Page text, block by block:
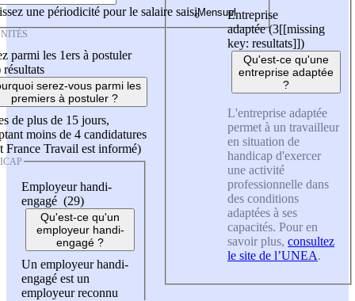
une périodicité pour le salaire saisi
parmi les 1ers à postuler
résultats
serez-vous parmi les
premiers à postuler ?
de plus de 15 jours,
moins de 4 candidatures
France Travail est informé)
Employeur handi-
engagé (29)
Qu'est-ce qu'un
employeur handi-
engagé ?
Un employeur handi-
engagé est un
employeur reconnu
Entreprise
adaptée (3[[missing
key: resultats]])
Qu'est-ce qu'une
entreprise adaptée
?
L'entreprise adaptée
permet à un travailleur
en situation de
handicap d'exercer
une activité
professionnelle dans
des conditions
adaptées à ses
capacités. Pour en
savoir plus, consultez
le site de l’UNEA.